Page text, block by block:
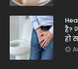
है?
हो